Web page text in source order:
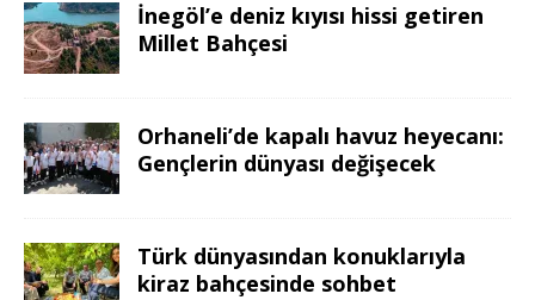
İnegöl’e deniz kıyısı hissi getiren
Millet Bahçesi
Orhaneli’de kapalı havuz heyecanı:
Gençlerin dünyası değişecek
Türk dünyasından konuklarıyla
kiraz bahçesinde sohbet